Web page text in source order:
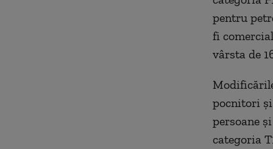
pentru
fi
vârsta de
pocnitori și
persoane
categoria